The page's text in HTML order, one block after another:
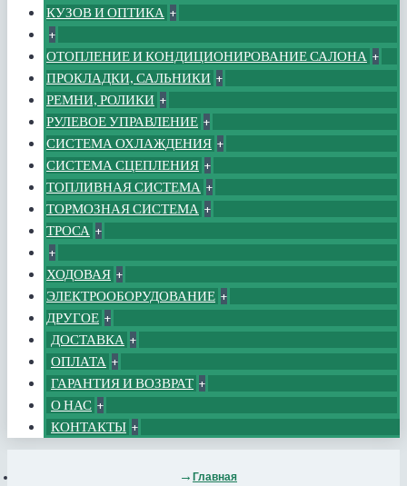
КУЗОВ И ОПТИКА +
+
ОТОПЛЕНИЕ И КОНДИЦИОНИРОВАНИЕ САЛОНА +
ПРОКЛАДКИ, САЛЬНИКИ +
РЕМНИ, РОЛИКИ +
РУЛЕВОЕ УПРАВЛЕНИЕ +
СИСТЕМА ОХЛАЖДЕНИЯ +
СИСТЕМА СЦЕПЛЕНИЯ +
ТОПЛИВНАЯ СИСТЕМА +
ТОРМОЗНАЯ СИСТЕМА +
ТРОСА +
+
ХОДОВАЯ +
ЭЛЕКТРООБОРУДОВАНИЕ +
ДРУГОЕ +
ДОСТАВКА +
ОПЛАТА +
ГАРАНТИЯ И ВОЗВРАТ +
О НАС +
КОНТАКТЫ +
Главная